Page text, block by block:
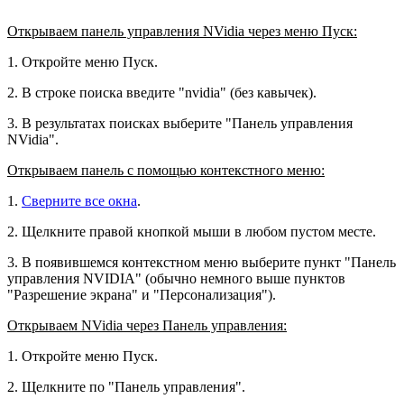
Открываем панель управления NVidia через меню Пуск:
1. Откройте меню Пуск.
2. В строке поиска введите "nvidia" (без кавычек).
3. В результатах поисках выберите "Панель управления
NVidia".
Открываем панель с помощью контекстного меню:
1. Сверните все окна.
2. Щелкните правой кнопкой мыши в любом пустом месте.
3. В появившемся контекстном меню выберите пункт "Панель
управления NVIDIA" (обычно немного выше пунктов
"Разрешение экрана" и "Персонализация").
Открываем NVidia через Панель управления:
1. Откройте меню Пуск.
2. Щелкните по "Панель управления".